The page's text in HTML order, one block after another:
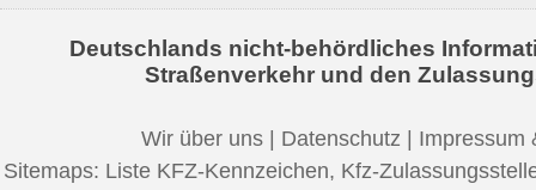
Deutschlands nicht-behördliches
Straßenverkehr und den
Wir über uns Datenschutz
Impressum
Sitemaps: Liste KFZ-Kennzeichen, Kfz-